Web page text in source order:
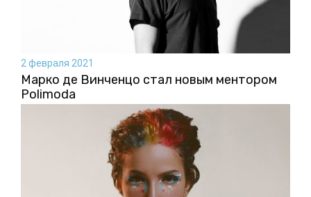
2 февраля 2021
Марко де Винченцо стал новым ментором
Polimoda